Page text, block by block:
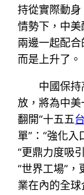
持從實際動
情勢下，中美
兩邊一起配
而是上升了。
中國保
放，將為中美
翻開“十五五
單”：“強化
“更鼎力度吸
“世界工場”，
業在內的全